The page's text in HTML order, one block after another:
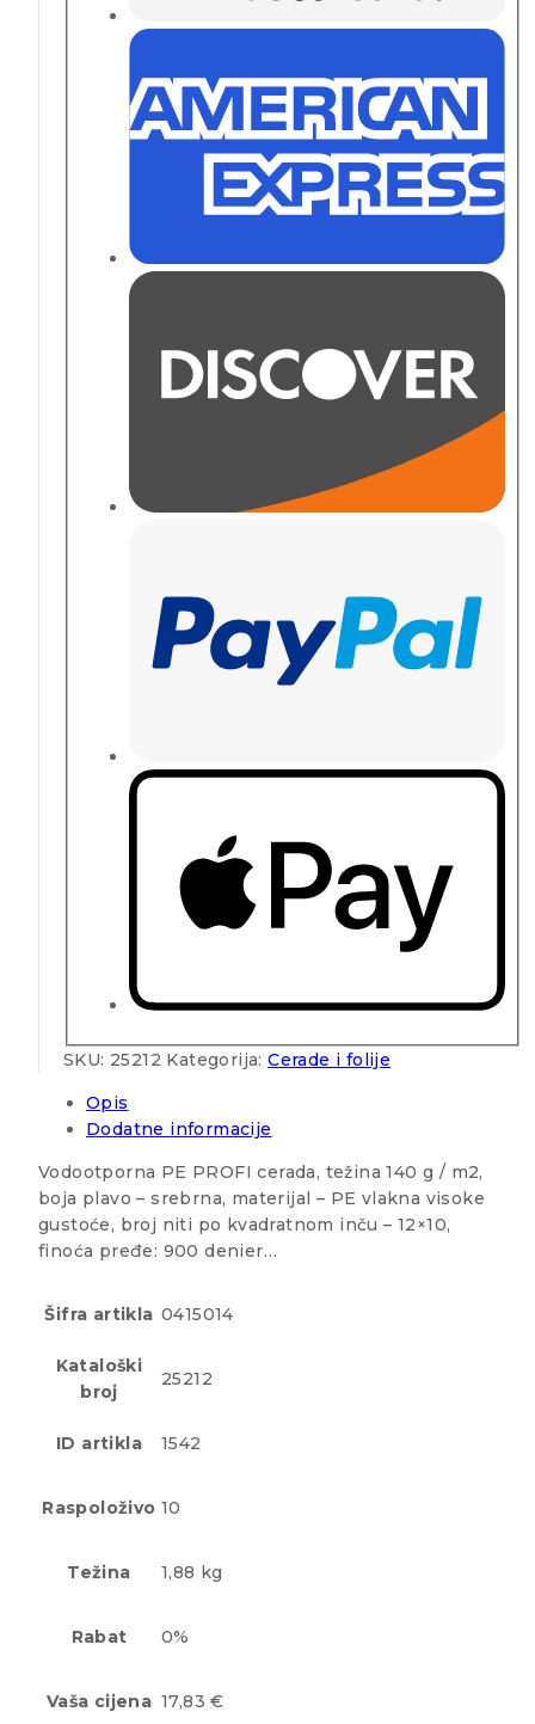
SKU: 25212 Kategorija:Cerade i folije
Opis
Dodatne informacije
Vodootporna PE PROFI cerada, težina 140 g / m2,
boja plavo – srebrna, materijal – PE vlakna visoke
gustoće, broj niti po kvadratnom inču – 12×10,
finoća pređe: 900 denier…
Šifra artikla 0415014
Kataloški
broj
25212
ID artikla 1542
Raspoloživo 10
Težina 1,88 kg
Rabat 0%
Vaša cijena 17,83 €